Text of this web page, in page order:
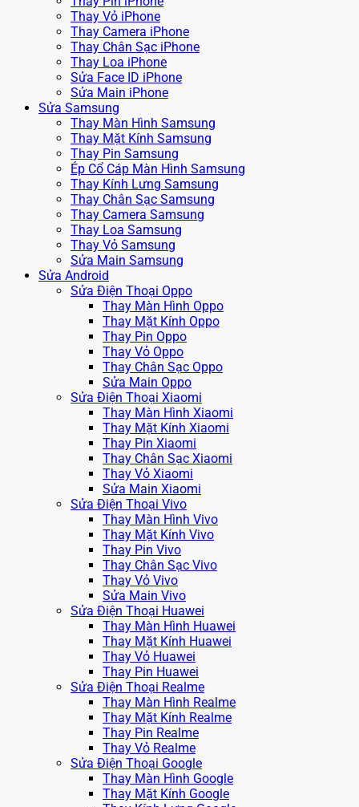
Thay Vỏ iPhone
Thay Camera iPhone
Thay Chân Sạc iPhone
Thay Loa iPhone
Sửa Face ID iPhone
Sửa Main iPhone
Sửa Samsung
Thay Màn Hình Samsung
Thay Mặt Kính Samsung
Thay Pin Samsung
Ép Cổ Cáp Màn Hình Samsung
Thay Kính Lưng Samsung
Thay Chân Sạc Samsung
Thay Camera Samsung
Thay Loa Samsung
Thay Vỏ Samsung
Sửa Main Samsung
Sửa Android
Sửa Điện Thoại Oppo
Thay Màn Hình Oppo
Thay Mặt Kính Oppo
Thay Pin Oppo
Thay Vỏ Oppo
Thay Chân Sạc Oppo
Sửa Main Oppo
Sửa Điện Thoại Xiaomi
Thay Màn Hình Xiaomi
Thay Mặt Kính Xiaomi
Thay Pin Xiaomi
Thay Chân Sạc Xiaomi
Thay Vỏ Xiaomi
Sửa Main Xiaomi
Sửa Điện Thoại Vivo
Thay Màn Hình Vivo
Thay Mặt Kính Vivo
Thay Pin Vivo
Thay Chân Sạc Vivo
Thay Vỏ Vivo
Sửa Main Vivo
Sửa Điện Thoại Huawei
Thay Màn Hình Huawei
Thay Mặt Kính Huawei
Thay Vỏ Huawei
Thay Pin Huawei
Sửa Điện Thoại Realme
Thay Màn Hình Realme
Thay Mặt Kính Realme
Thay Pin Realme
Thay Vỏ Realme
Sửa Điện Thoại Google
Thay Màn Hình Google
Thay Mặt Kính Google